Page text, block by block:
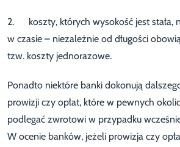
2. koszty, których wysokość jest stała,
w czasie – niezależnie od długości
tzw. koszty jednorazowe.
Ponadto niektóre banki dokonują
prowizji czy opłat, które w pewnych
podlegać zwrotowi w przypadku
W ocenie banków, jeżeli prowizja czy